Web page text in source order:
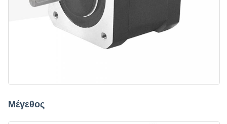
Μέγεθος